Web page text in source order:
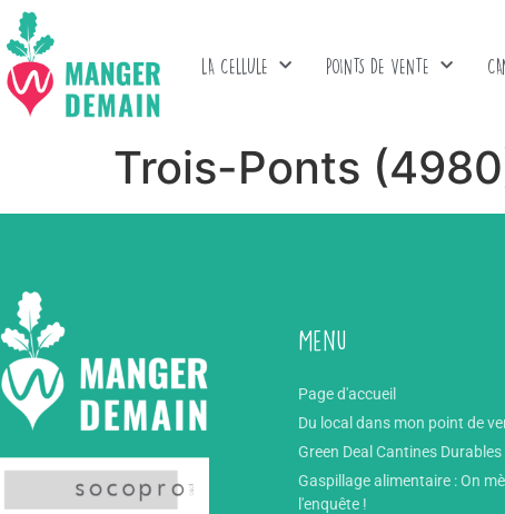
LA CELLULE POINTS DE VENTE
Trois-Ponts
Menu
Page d'accueil
Du local dans mon point de
Green Deal Cantines Durables
Gaspillage alimentaire : On
l'enquête !